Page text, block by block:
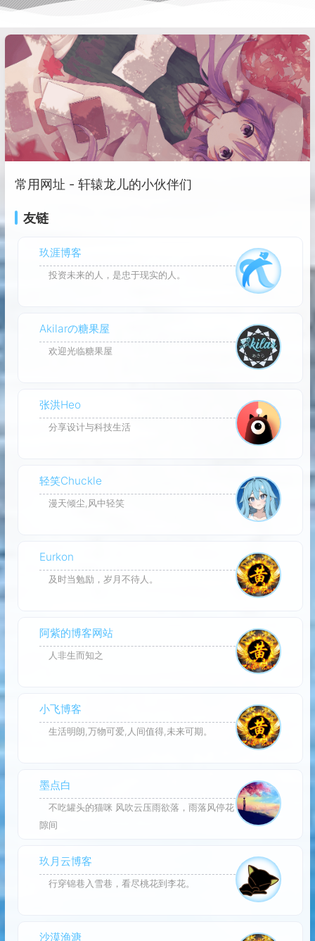
常用网址 - 轩辕龙儿的小伙伴们
友链
玖涯博客
投资未来的人，是忠于现实的人。
Akilarの糖果屋
欢迎光临糖果屋
张洪Heo
分享设计与科技生活
轻笑Chuckle
漫天倾尘,风中轻笑
Eurkon
及时当勉励，岁月不待人。
阿紫的博客网站
人非生而知之
小飞博客
生活明朗,万物可爱,人间值得,未来可期。
墨点白
不吃罐头的猫咪 风吹云压雨欲落，雨落风停花
隙间
玖月云博客
行穿锦巷入雪巷，看尽桃花到李花。
沙漠渔溏